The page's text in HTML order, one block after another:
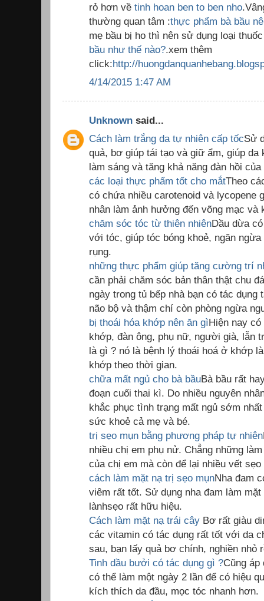
rỏ hơn về tinh hoan ben to ben nho
thường quan tâm :thực phẩm bà bầu
mẹ bầu bị ho thì nên sử dụng loại
bầu như thế nào?.xem thêm
click:http://
4/14/2015 1:47 AM
Unknown said...
Cách làm trắng da tự nhiên cấp tốcSử
quả, bơ giúp tái tạo và giữ ẩm, giúp da
làm sáng và tăng khả năng đàn hồi của
các loại thực phẩm tốt cho mắtTheo
có chứa nhiều carotenoid và lycopene
nhân làm ảnh hưởng đến võng mạc
chăm sóc tóc từ thiên nhiênDầu dừa
với tóc, giúp tóc bóng khoẻ, ngăn
rụng.
những thực phẩm giúp tăng cường trí
cần phải chăm sóc bản thân thật chu
ngày trong tủ bếp nhà bạn có tác
não bộ và thậm chí còn phòng ngừa
bị thoái hóa khớp nên ăn gìHiện nay
khớp, đàn ông, phụ nữ, người già, lẫn
là gì ? nó là bệnh lý thoái hoá ở khớp
khớp theo thời gian.
chữa mất ngủ cho bà bầuBà bầu rất
đoạn cuối thai kì. Do nhiều nguyên
khắc phục tình trạng mất ngủ sớm
sức khoẻ cả mẹ và bé.
trị sẹo mụn bằng phương pháp tự nhiên
nhiều chị em phụ nử. Chẳng những
của chị em mà còn để lại nhiều vết
cách làm mặt nạ trị sẹo mụnNha đam
viêm rất tốt. Sử dụng nha đam làm
lànhsẹo rất hữu hiệu.
Cách làm mặt nạ trái cây Bơ rất giàu
các vitamin có tác dụng rất tốt với da
sau, bạn lấy quả bơ chính, nghiền nhỏ
Tinh dầu bưởi có tác dụng gì ?Cũng áp
có thể làm một ngày 2 lần để có hiệu
kích thích da đầu, mọc tóc nhanh hơn.